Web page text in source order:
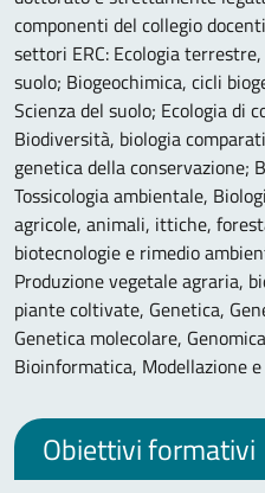
componenti del collegio
settori ERC: Ecologia
suolo; Biogeochimica, cicli
Scienza del suolo; Ecologia di
Biodiversità, biologia
genetica della conservazione;
Tossicologia ambientale,
agricole, animali, ittiche,
biotecnologie e rimedio
Produzione vegetale agraria,
piante coltivate, Genetica,
Genetica molecolare,
Bioinformatica, Modellazione
Obiettivi formativi